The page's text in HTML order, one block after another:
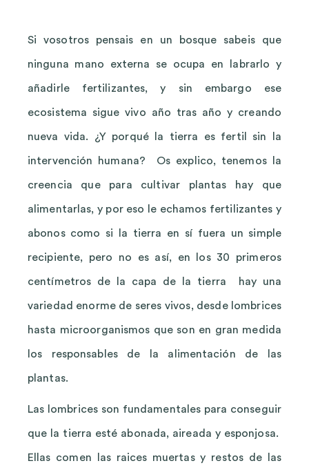
Si vosotros pensais en un bosque sabeis que
ninguna mano externa se ocupa en labrarlo y
añadirle fertilizantes, y sin embargo ese
ecosistema sigue vivo año tras año y creando
nueva vida. ¿Y porqué la tierra es fertil sin la
intervención humana? Os explico, tenemos la
creencia que para cultivar plantas hay que
alimentarlas, y por eso le echamos fertilizantes y
abonos como si la tierra en sí fuera un simple
recipiente, pero no es así, en los 30 primeros
centímetros de la capa de la tierra hay una
variedad enorme de seres vivos, desde lombrices
hasta microorganismos que son en gran medida
los responsables de la alimentación de las
plantas.
Las lombrices son fundamentales para conseguir
que la tierra esté abonada, aireada y esponjosa.
Ellas comen las raices muertas y restos de las